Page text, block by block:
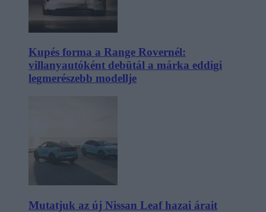
Kupés forma a Range Rovernél:
villanyautóként debütál a márka eddigi
legmerészebb modellje
Mutatjuk az új Nissan Leaf hazai árait